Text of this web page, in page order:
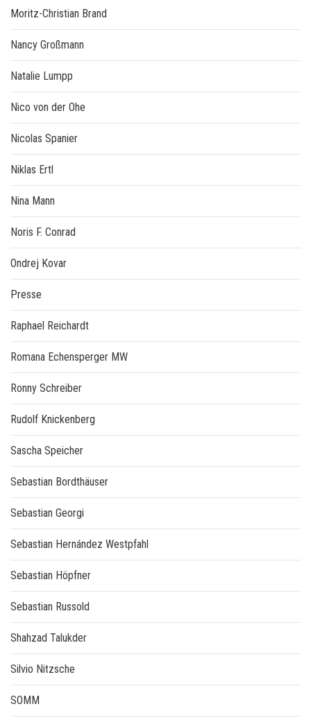
Moritz-Christian Brand
Nancy Großmann
Natalie Lumpp
Nico von der Ohe
Nicolas Spanier
Niklas Ertl
Nina Mann
Noris F. Conrad
Ondrej Kovar
Presse
Raphael Reichardt
Romana Echensperger MW
Ronny Schreiber
Rudolf Knickenberg
Sascha Speicher
Sebastian Bordthäuser
Sebastian Georgi
Sebastian Hernández Westpfahl
Sebastian Höpfner
Sebastian Russold
Shahzad Talukder
Silvio Nitzsche
SOMM